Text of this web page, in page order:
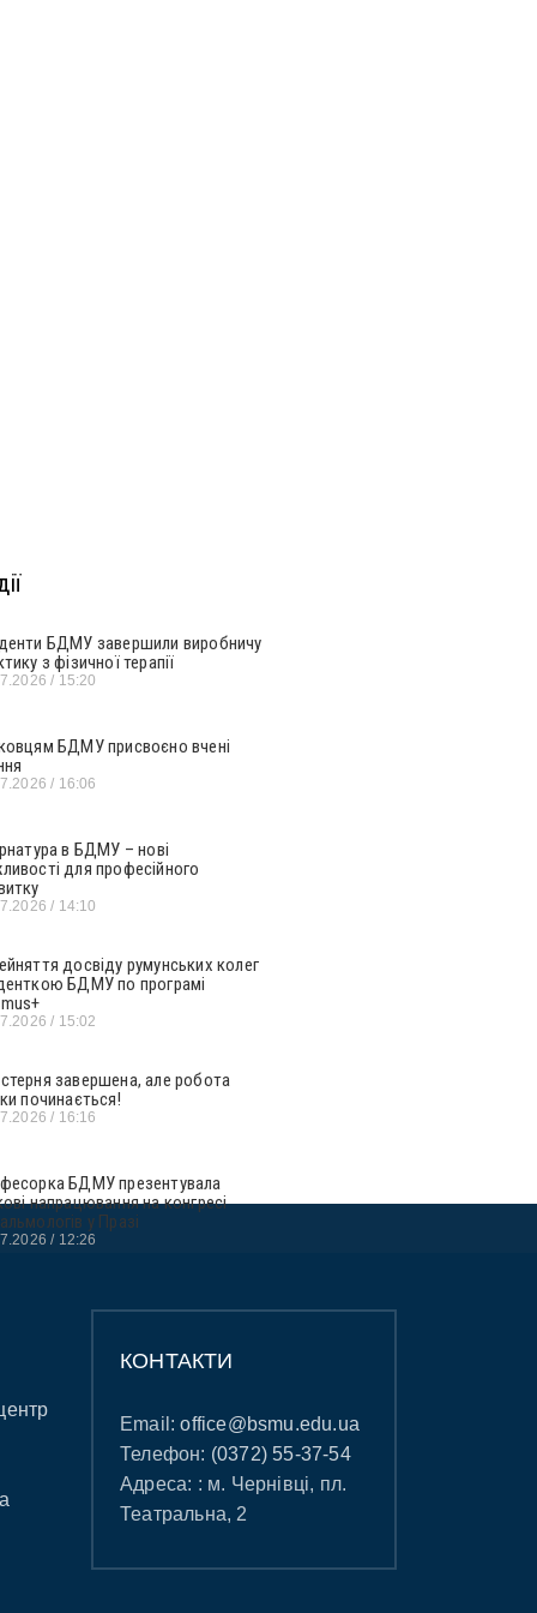
БДМУ завершили виробничу
з фізичної терапії
15:20
БДМУ присвоєно вчені
16:06
в БДМУ – нові
для професійного
14:10
досвіду румунських колег
БДМУ по програмі
15:02
завершена, але робота
починається!
16:16
БДМУ презентувала
напрацювання на конгресі
у Празі
12:26
КОНТАКТИ
Email:office@bsmu.edu.ua
Телефон: (0372) 55-37-54
Адреса: : м. Чернівці, пл.
Театральна, 2